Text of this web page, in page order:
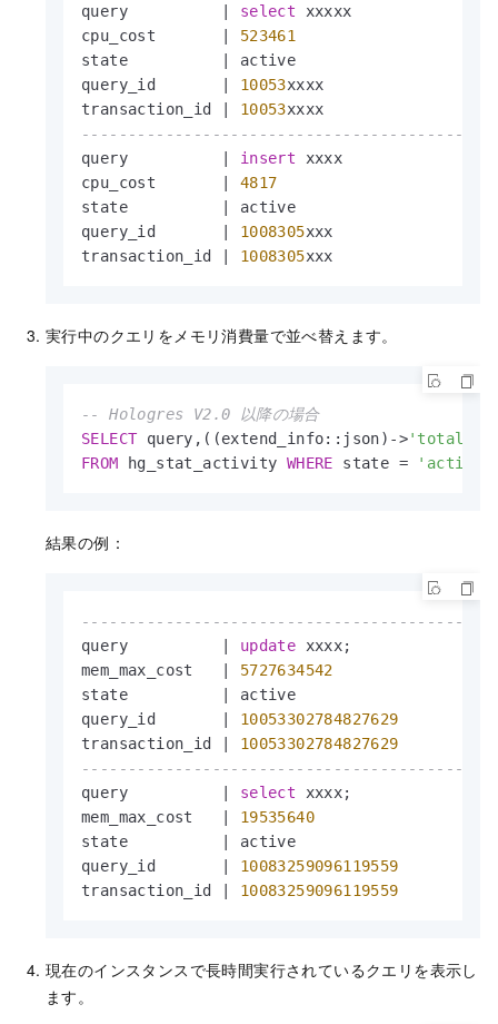
query select xxxxx
cpu_cost
523461
state
active
query_id
10053xxxx
transaction_id
10053
query
insert xxxx
cpu_cost
4817
state
active
query_id
1008305xxx
transaction_id
1008305xxx
実行中のクエリをメモリ消費量で並べ替えます。
-- Hologres V2.0 以降の場合
SELECT query,((extend_info::json) ->
FROM hg_stat_activity WHERE state = 'active'
結果の例：
query
update xxxx;
mem_max_cost
5727634542
state
active
query_id
10053302784827629
transaction_id
10053302784827629
query
select xxxx;
mem_max_cost
19535640
state
active
query_id
10083259096119559
transaction_id
10083259096119559
現在のインスタンスで長時間実行されているクエリを表示し
ます。